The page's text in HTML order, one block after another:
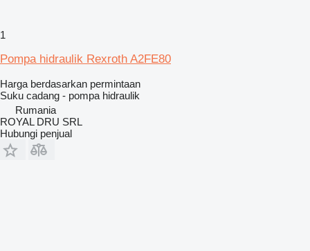
1
Pompa hidraulik Rexroth A2FE80
Harga berdasarkan permintaan
Suku cadang - pompa hidraulik
Rumania
ROYAL DRU SRL
Hubungi penjual